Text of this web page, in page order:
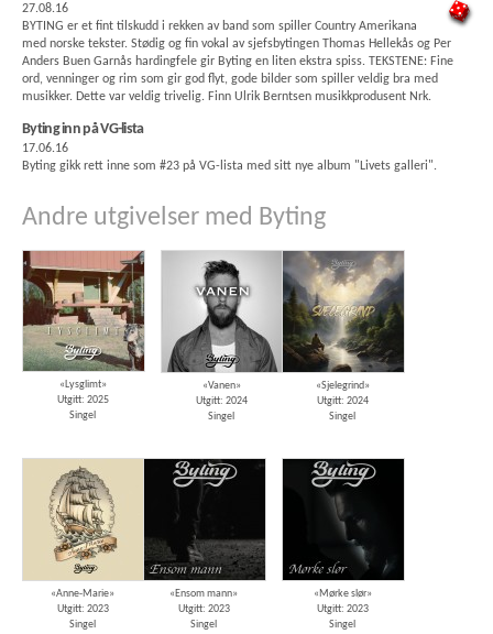
27.08.16
BYTING er et fint tilskudd i rekken av band som spiller Country Amerikana
med norske tekster. Stødig og fin vokal av sjefsbytingen Thomas Hellekås og Per
Anders Buen Garnås hardingfele gir Byting en liten ekstra spiss. TEKSTENE: Fine
ord, venninger og rim som gir god flyt, gode bilder som spiller veldig bra med
musikker. Dette var veldig trivelig. Finn Ulrik Berntsen musikkprodusent Nrk.
Byting inn på VG-lista
17.06.16
Byting gikk rett inne som #23 på VG-lista med sitt nye album "Livets galleri".
Andre utgivelser med Byting
«Lysglimt»
Utgitt: 2025
Singel
«Vanen»
Utgitt: 2024
Singel
«Sjelegrind»
Utgitt: 2024
Singel
«Anne-Marie»
Utgitt: 2023
Singel
«Ensom mann»
Utgitt: 2023
Singel
«Mørke slør»
Utgitt: 2023
Singel